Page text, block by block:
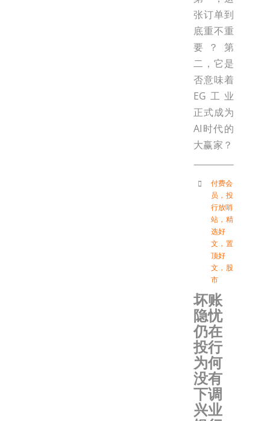
张订单到
底重不重
要？第
二，它是
否意味着
EG工业
正式成为
AI时代的
大赢家？
付费会
员 ， 投
行放哨
站 ， 精
选好
文 ， 置
顶好
文 ， 股
市
坏账
隐忧
仍在
投行
为何
没有
下调
兴业